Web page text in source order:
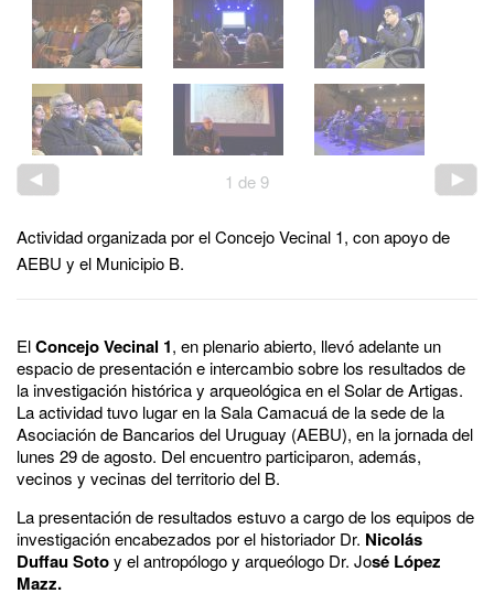
1 de 9
Actividad organizada por el Concejo Vecinal 1, con apoyo de
AEBU y el Municipio B.
ElConcejo Vecinal 1, en plenario abierto, llevó adelante un
espacio de presentación e intercambio sobre los resultados de
la investigación histórica y arqueológica en el Solar de Artigas.
La actividad tuvo lugar en la Sala Camacuá de la sede de la
Asociación de Bancarios del Uruguay (AEBU), en la jornada del
lunes 29 de agosto. Del encuentro participaron, además,
vecinos y vecinas del territorio del B.
La presentación de resultados estuvo a cargo de los equipos de
investigación encabezados por el historiador Dr. Nicolás
Duffau Sotoy el antropólogo y arqueólogo Dr. José López
Mazz.